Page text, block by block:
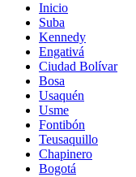
Inicio
Suba
Kennedy
Engativá
Ciudad Bolívar
Bosa
Usaquén
Usme
Fontibón
Teusaquillo
Chapinero
Bogotá